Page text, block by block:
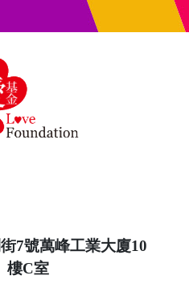
7號萬峰工業大廈10
樓C室